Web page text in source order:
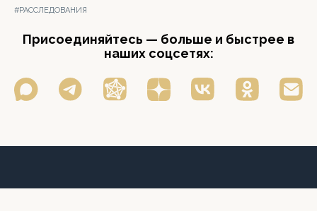
#РАССЛЕДОВАНИЯ
Присоединяйтесь — больше и быстрее в
наших соцсетях: